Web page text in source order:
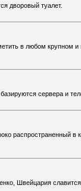
дворовый туалет.
в любом крупном
сервера и
распространенный в
Швейцария